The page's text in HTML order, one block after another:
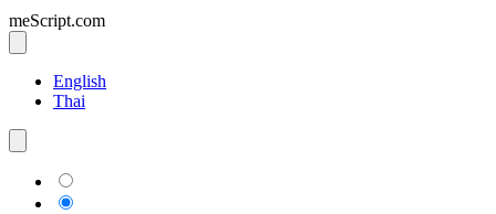
meScript.com
English
Thai